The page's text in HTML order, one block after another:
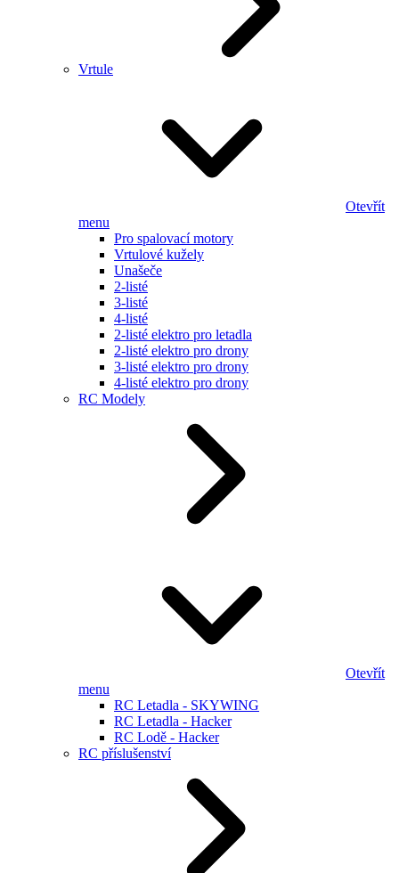
Vrtule
Otevřít
menu
Pro spalovací motory
Vrtulové kužely
Unašeče
2-listé
3-listé
4-listé
2-listé elektro pro letadla
2-listé elektro pro drony
3-listé elektro pro drony
4-listé elektro pro drony
RC Modely
Otevřít
menu
RC Letadla - SKYWING
RC Letadla - Hacker
RC Lodě - Hacker
RC příslušenství